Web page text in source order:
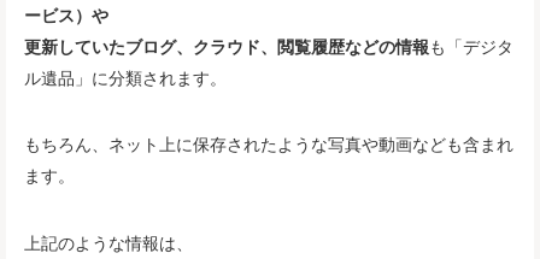
ービス）や
更新していたブログ、クラウド、閲覧履歴などの情報も「デジタ
ル遺品」に分類されます。
もちろん、ネット上に保存されたような写真や動画なども含まれ
ます。
上記のような情報は、